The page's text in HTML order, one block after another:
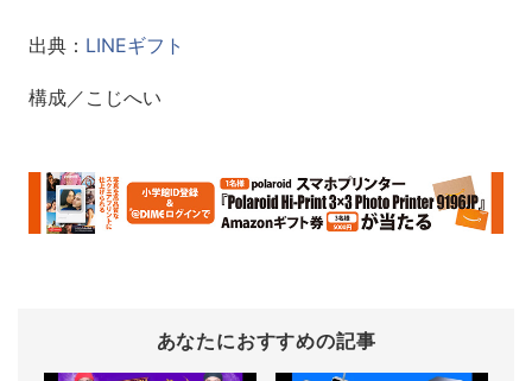
出典： LINEギフト
構成／こじへい
あなたにおすすめの記事